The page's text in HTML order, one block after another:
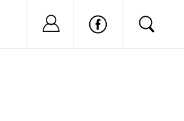
Nu ai cont?